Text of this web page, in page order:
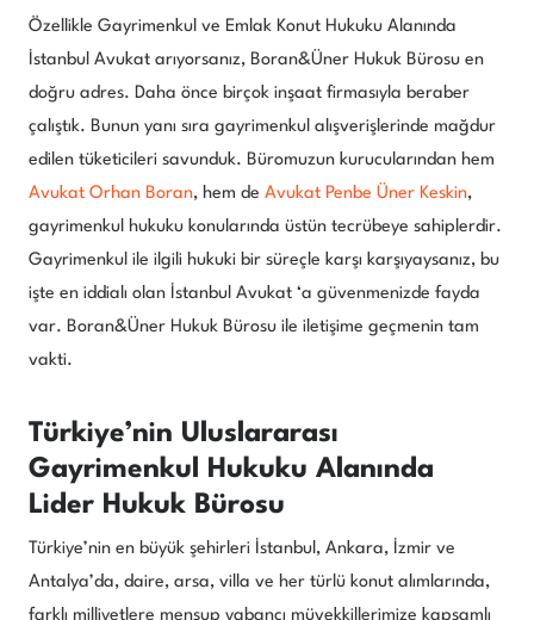
Özellikle Gayrimenkul ve Emlak Konut Hukuku Alanında
İstanbul Avukat arıyorsanız, Boran&Üner Hukuk Bürosu en
doğru adres. Daha önce birçok inşaat firmasıyla beraber
çalıştık. Bunun yanı sıra gayrimenkul alışverişlerinde mağdur
edilen tüketicileri savunduk. Büromuzun kurucularından hem
Avukat Orhan Boran, hem de Avukat Penbe Üner Keskin,
gayrimenkul hukuku konularında üstün tecrübeye sahiplerdir.
Gayrimenkul ile ilgili hukuki bir süreçle karşı karşıyaysanız, bu
işte en iddialı olan İstanbul Avukat ‘a güvenmenizde fayda
var. Boran&Üner Hukuk Bürosu ile iletişime geçmenin tam
vakti.
Türkiye’nin Uluslararası
Gayrimenkul Hukuku Alanında
Lider Hukuk Bürosu
Türkiye’nin en büyük şehirleri İstanbul, Ankara, İzmir ve
Antalya’da, daire, arsa, villa ve her türlü konut alımlarında,
farklı milliyetlere mensup yabancı müvekkillerimize kapsamlı